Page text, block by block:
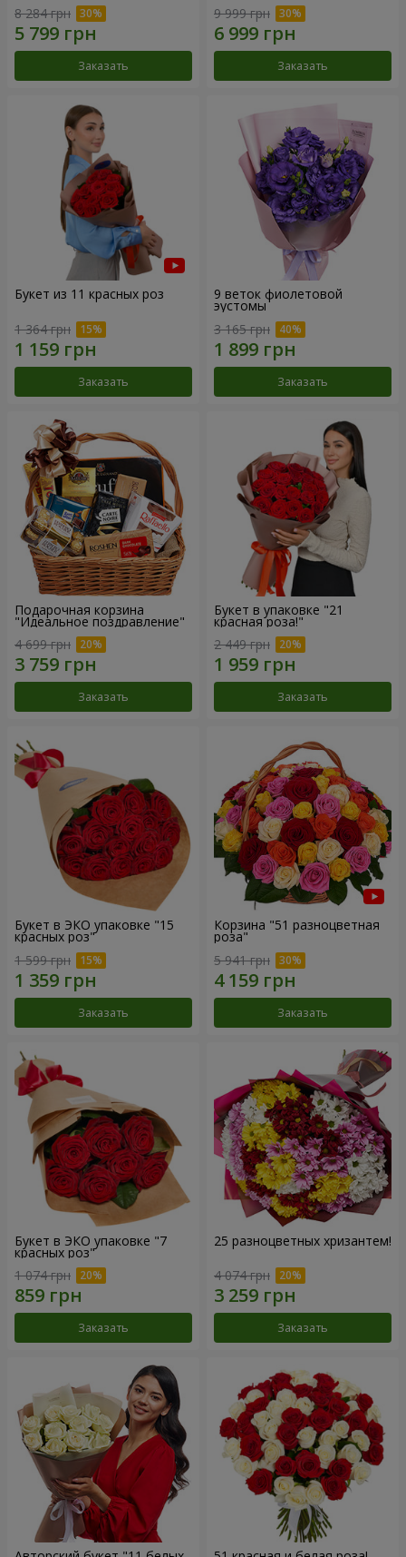
8 284 грн
Заказать
9 999 грн
Заказать
Букет из 11 красных роз
1 364 грн
Заказать
9 веток фиолетовой
эустомы
3 165 грн
Заказать
Подарочная корзина
"Идеальное поздравление"
4 699 грн
Заказать
Букет в упаковке "21
красная роза!"
2 449 грн
Заказать
Букет в ЭКО упаковке "15
красных роз"
1 599 грн
Заказать
Корзина "51 разноцветная
роза"
5 941 грн
Заказать
Букет в ЭКО упаковке "7
красных роз"
1 074 грн
Заказать
25 разноцветных хризантем!
4 074 грн
Заказать